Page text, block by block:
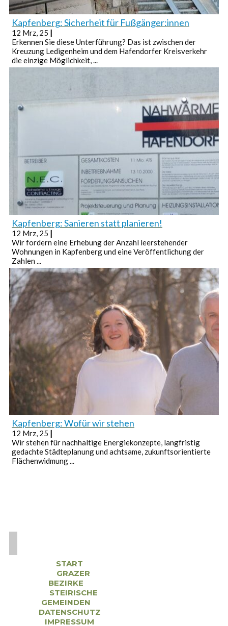
Kapfenberg: Sicherheit für Fußgänger:innen
12 Mrz, 25 |
Erkennen Sie diese Unterführung? Das ist zwischen der
Kreuzung Ledigenheim und dem Hafendorfer Kreisverkehr
die einzige Möglichkeit, ...
Kapfenberg: Sanieren statt planieren!
12 Mrz, 25 |
Wir fordern eine Erhebung der Anzahl leerstehender
Wohnungen in Kapfenberg und eine Veröffentlichung der
Zahlen ...
Kapfenberg: Wofür wir stehen
12 Mrz, 25 |
Wir stehen für nachhaltige Energiekonzepte, langfristig
gedachte Städteplanung und achtsame, zukunftsorientierte
Flächenwidmung ...
START
GRAZER
BEZIRKE
STEIRISCHE
GEMEINDEN
DATENSCHUTZ
IMPRESSUM